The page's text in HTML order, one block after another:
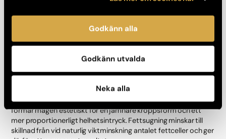
Godkänn alla
Godkänn utvalda
Neka alla
Med en fettsugning gör vi oss av med envisa fettdepåer och
formar magen estetiskt för en jämnare kroppsform och ett
mer proportionerligt helhetsintryck. Fettsugning minskar till
skillnad från vid naturlig viktminskning antalet fettceller och ger